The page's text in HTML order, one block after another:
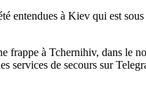
entendues à Kiev qui est
frappe à Tchernihiv, dans le
de secours sur